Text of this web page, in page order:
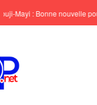
: Bonne nouvelle pour six